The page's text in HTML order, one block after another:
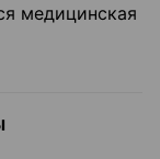
медицинская